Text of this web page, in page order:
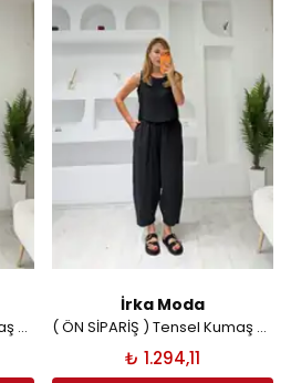
( ÖN SİPARİŞ ) Tensel Kumaş Kolsuz Pantolon Takım - Taş
İrka Moda
( ÖN SİPARİŞ ) Tensel Kumaş Kolsuz Pantolon Takım - Siyah
₺ 1.294,11